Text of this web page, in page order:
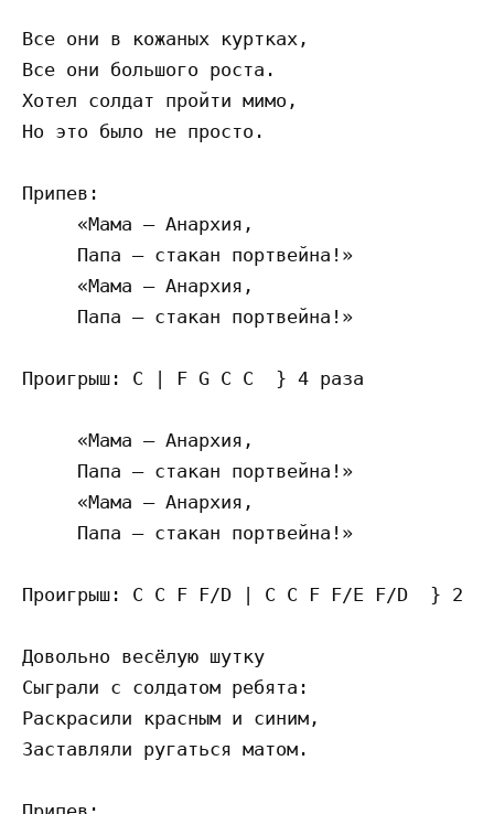
Все они в кожаных куртках,
Все они большого роста.
Хотел солдат пройти мимо,
Но это было не просто.
Припев:
     «Мама – Анархия,
     Папа – стакан портвейна!»
     «Мама – Анархия,
     Папа – стакан портвейна!»
Проигрыш: C | F G C C  } 4 раза
     «Мама – Анархия,
     Папа – стакан портвейна!»
     «Мама – Анархия,
     Папа – стакан портвейна!»
Проигрыш: C C F F/D | C C F F/E F/D  } 2
Довольно весёлую шутку
Сыграли с солдатом ребята:
Раскрасили красным и синим,
Заставляли ругаться матом.